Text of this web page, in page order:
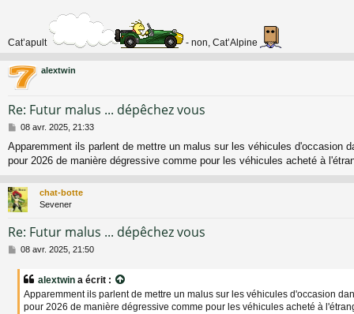
Cat’apult - non, Cat’Alpine
alextwin
Re: Futur malus ... dépêchez vous
M
s
s
g
e
08 avr. 2025, 21:33
Apparemment ils parlent de mettre un malus sur les véhicules d'occasion
pour 2026 de manière dégressive comme pour les véhicules acheté à
chat-botte
Sevener
Re: Futur malus ... dépêchez vous
M
08 avr. 2025, 21:50
alextwin a écrit :
Apparemment ils parlent de mettre un malus sur les véhicules d'occasion
pour 2026 de manière dégressive comme pour les véhicules acheté à